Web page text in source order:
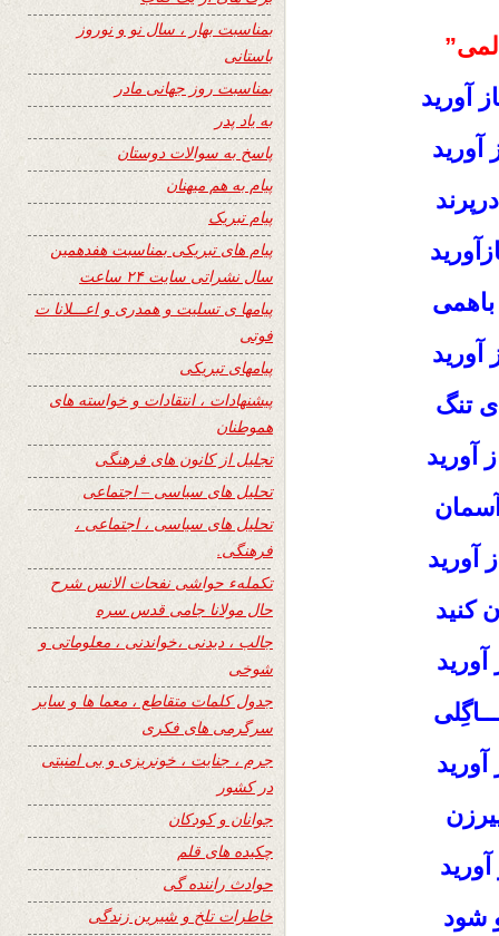
آورید
آورید
آورید
تنگ
آورید
آسمان
آورید
کنید
آورید
شود
بمناسبت بهار ، سال نو و نوروز
باستانی
بمناسبت روز جهانی مادر
به یاد پدر
پاسخ به سوالات دوستان
پیام به هم میهنان
پیام تبریک
پیام های تبریکی بمناسبت هفدهمین
سال نشراتی سایت ۲۴ ساعت
پیامها ی تسلیت و همدری و اعـــلانا ت
فوتی
پیامهای تبریکی
پیشنهادات ، انتقادات و خواسته های
هموطنان
تجلیل از کانون های فرهنگی
تحلیل های سیاسی – اجتماعی
تحلیل های سیاسی ، اجتماعی ،
فرهنگی.
تکملهء حواشی نفحات الانس شرح
حال مولانا جامی قدس سره
جالب ، دیدنی ،خواندنی ، معلوماتی و
شوخی
جدول کلمات متقاطع ، معما ها و سایر
سرگرمی های فکری
جرم ، جنایت ، خونریزی و بی امنیتی
در کشور
جوانان و کودکان
چکیده های قلم
حوادث راننده گی
خاطرات تلخ و شیرین زندگی